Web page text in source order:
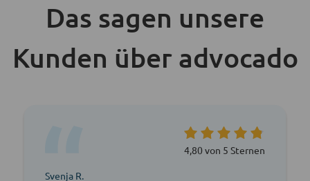
Das sagen unsere
Kunden über advocado
4,80 von 5 Sternen
Svenja R.